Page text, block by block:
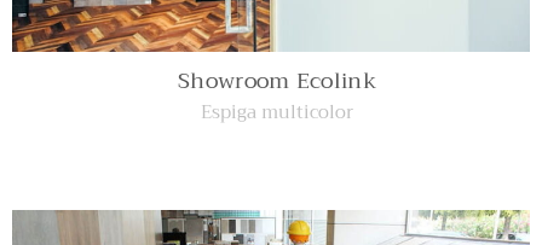
Showroom Ecolink
Espiga multicolor